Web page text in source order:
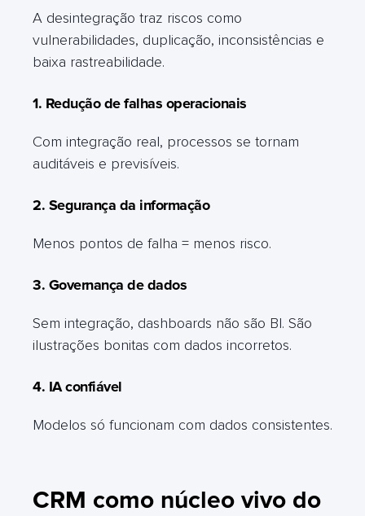
A desintegração traz riscos como
vulnerabilidades, duplicação, inconsistências e
baixa rastreabilidade.
1. Redução de falhas operacionais
Com integração real, processos se tornam
auditáveis e previsíveis.
2. Segurança da informação
Menos pontos de falha = menos risco.
3. Governança de dados
Sem integração, dashboards não são BI. São
ilustrações bonitas com dados incorretos.
4. IA confiável
Modelos só funcionam com dados consistentes.
CRM como núcleo vivo do